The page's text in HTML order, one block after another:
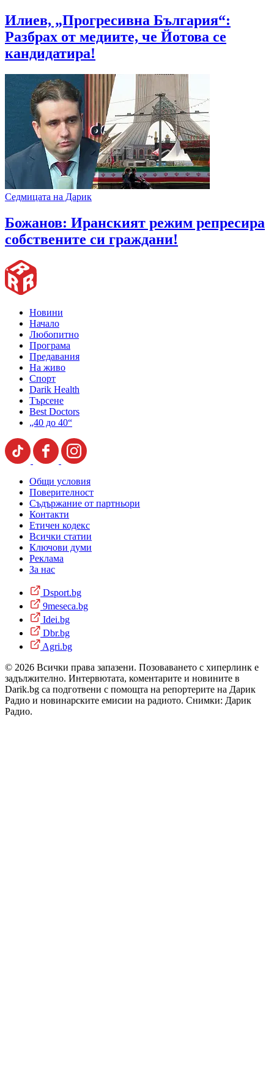
Илиев, „Прогресивна България“:
Разбрах от медиите, че Йотова се
кандидатира!
Седмицата на Дарик
Божанов: Иранският режим репресира
собствените си граждани!
Новини
Начало
Любопитно
Програма
Предавания
На живо
Спорт
Darik Health
Търсене
Best Doctors
„40 до 40“
Общи условия
Поверителност
Съдържание от партньори
Контакти
Етичен кодекс
Всички статии
Ключови думи
Реклама
За нас
Dsport.bg
9meseca.bg
Idei.bg
Dbr.bg
Agri.bg
© 2026 Всички права запазени. Позоваването с хиперлинк е
задължително. Интервютата, коментарите и новините в
Darik.bg са подготвени с помощта на репортерите на Дарик
Радио и новинарските емисии на радиото. Снимки: Дарик
Радио.